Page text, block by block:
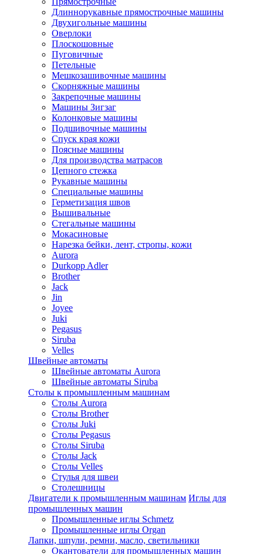
Длиннорукавные прямострочные машины
Двухигольные машины
Оверлоки
Плоскошовные
Пуговичные
Петельные
Мешкозашивочные машины
Скорняжные машины
Закрепочные машины
Машины Зигзаг
Колонковые машины
Подшивочные машины
Спуск края кожи
Поясные машины
Для производства матрасов
Цепного стежка
Рукавные машины
Специальные машины
Герметизация швов
Вышивальные
Стегальные машины
Мокасиновые
Нарезка бейки, лент, стропы, кожи
Aurora
Durkopp Adler
Brother
Jack
Jin
Joyee
Juki
Pegasus
Siruba
Velles
Швейные автоматы
Швейные автоматы Aurora
Швейные автоматы Siruba
Столы к промышленным машинам
Столы Aurora
Столы Brother
Столы Juki
Столы Pegasus
Столы Siruba
Столы Jack
Столы Velles
Стулья для швеи
Столешницы
Двигатели к промышленным машинам Иглы для
промышленных машин
Промышленные иглы Schmetz
Промышленные иглы Organ
Лапки, шпули, ремни, масло, светильники
Окантователи для промышленных машин